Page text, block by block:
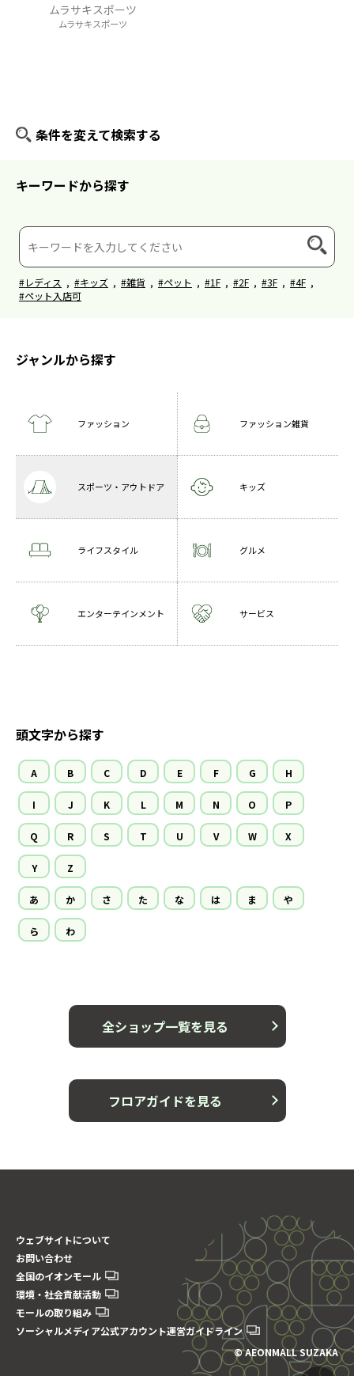
ムラサキスポーツ
ムラサキスポーツ
条件を変えて検索する
キーワードから探す
#レディス , #キッズ , #雑貨 , #ペット , #1F , #2F , #3F , #4F ,
#ペット入店可
ジャンルから探す
ファッション ファッション雑貨
スポーツ・アウトドア キッズ
ライフスタイル グルメ
エンターテインメント サービス
頭文字から探す
A B C D E F G H
I J K L M N O P
Q R S T U V W X
Y Z
あ か さ た な は ま や
ら わ
全ショップ一覧を見る
フロアガイドを見る
ウェブサイトについて
お問い合わせ
全国のイオンモール
環境・社会貢献活動
モールの取り組み
ソーシャルメディア公式アカウント運営ガイドライン
© AEONMALL SUZAKA